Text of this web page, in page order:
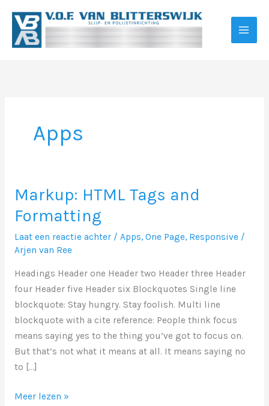
naar
Apps
Markup: HTML Tags and
Formatting
Laat een reactie achter / Apps, One Page, Responsive/
Arjen van Ree
Headings Header one Header two Header three Header
four Header five Header six Blockquotes Single line
blockquote: Stay hungry. Stay foolish. Multi line
blockquote with a cite reference: People think focus
means saying yes to the thing you’ve got to focus on.
But that’s not what it means at all. It means saying no
to […]
Markup:
Meer lezen »